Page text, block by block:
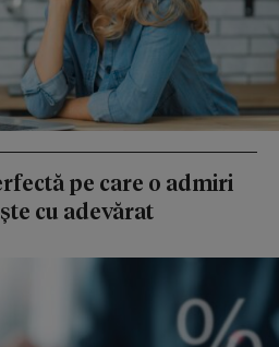
pe care o admiri
cu adevărat